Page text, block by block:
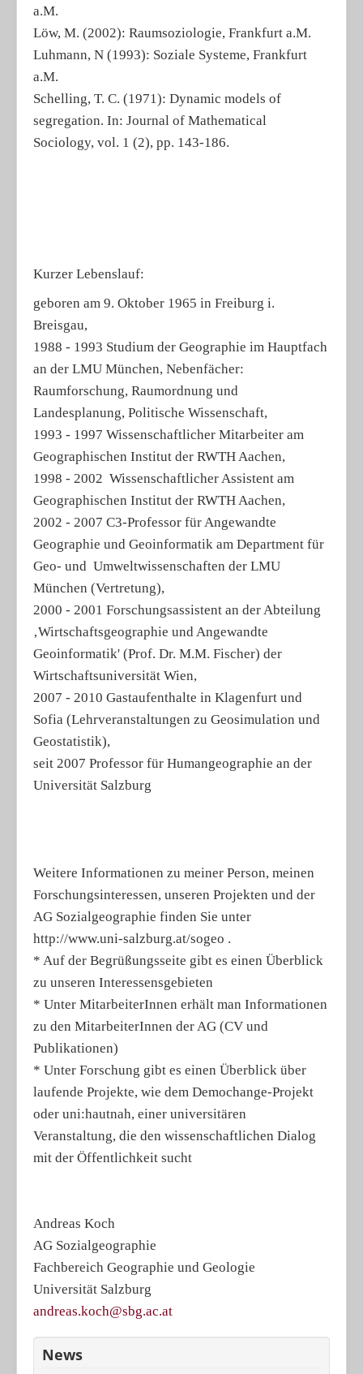
a.M.
Löw, M. (2002): Raumsoziologie, Frankfurt a.M.
Luhmann, N (1993): Soziale Systeme, Frankfurt
a.M.
Schelling, T. C. (1971): Dynamic models of
segregation. In: Journal of Mathematical
Sociology, vol. 1 (2), pp. 143-186.
Kurzer Lebenslauf:
geboren am 9. Oktober 1965 in Freiburg i.
Breisgau,
1988 - 1993 Studium der Geographie im Hauptfach
an der LMU München, Nebenfächer:
Raumforschung, Raumordnung und
Landesplanung, Politische Wissenschaft,
1993 - 1997 Wissenschaftlicher Mitarbeiter am
Geographischen Institut der RWTH Aachen,
1998 - 2002 Wissenschaftlicher Assistent am
Geographischen Institut der RWTH Aachen,
2002 - 2007 C3-Professor für Angewandte
Geographie und Geoinformatik am Department für
Geo- und Umweltwissenschaften der LMU
München (Vertretung),
2000 - 2001 Forschungsassistent an der Abteilung
‚Wirtschaftsgeographie und Angewandte
Geoinformatik' (Prof. Dr. M.M. Fischer) der
Wirtschaftsuniversität Wien,
2007 - 2010 Gastaufenthalte in Klagenfurt und
Sofia (Lehrveranstaltungen zu Geosimulation und
Geostatistik),
seit 2007 Professor für Humangeographie an der
Universität Salzburg
Weitere Informationen zu meiner Person, meinen
Forschungsinteressen, unseren Projekten und der
AG Sozialgeographie finden Sie unter
http://www.uni-salzburg.at/sogeo .
* Auf der Begrüßungsseite gibt es einen Überblick
zu unseren Interessensgebieten
* Unter MitarbeiterInnen erhält man Informationen
zu den MitarbeiterInnen der AG (CV und
Publikationen)
* Unter Forschung gibt es einen Überblick über
laufende Projekte, wie dem Demochange-Projekt
oder uni:hautnah, einer universitären
Veranstaltung, die den wissenschaftlichen Dialog
mit der Öffentlichkeit sucht
Andreas Koch
AG Sozialgeographie
Fachbereich Geographie und Geologie
Universität Salzburg
andreas.koch@sbg.ac.at
News